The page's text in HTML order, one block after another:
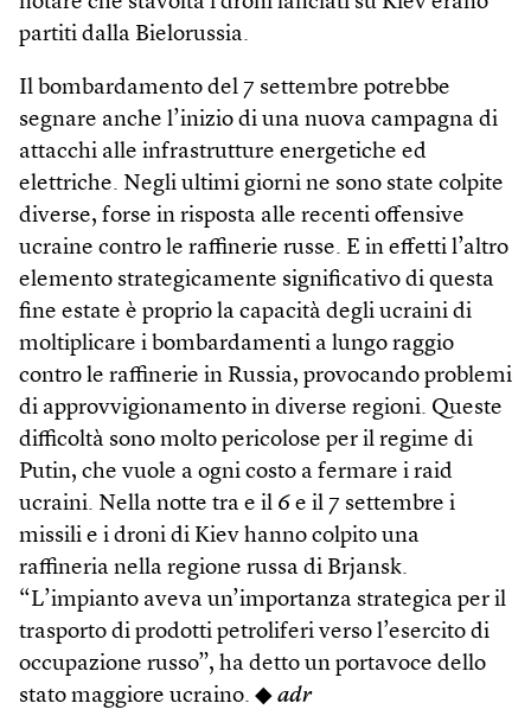
partiti dalla Bielorussia.
Il bombardamento del 7 settembre potrebbe
segnare anche l’inizio di una nuova campagna di
attacchi alle infrastrutture energetiche ed
elettriche. Negli ultimi giorni ne sono state colpite
diverse, forse in risposta alle recenti offensive
ucraine contro le raffinerie russe. E in effetti l’altro
elemento strategicamente significativo di questa
fine estate è proprio la capacità degli ucraini di
moltiplicare i bombardamenti a lungo raggio
contro le raffinerie in Russia, provocando problemi
di approvvigionamento in diverse regioni. Queste
difficoltà sono molto pericolose per il regime di
Putin, che vuole a ogni costo a fermare i raid
ucraini. Nella notte tra e il 6 e il 7 settembre i
missili e i droni di Kiev hanno colpito una
raffineria nella regione russa di Brjansk.
“L’impianto aveva un’importanza strategica per il
trasporto di prodotti petroliferi verso l’esercito di
occupazione russo”, ha detto un portavoce dello
stato maggiore ucraino. ◆ adr